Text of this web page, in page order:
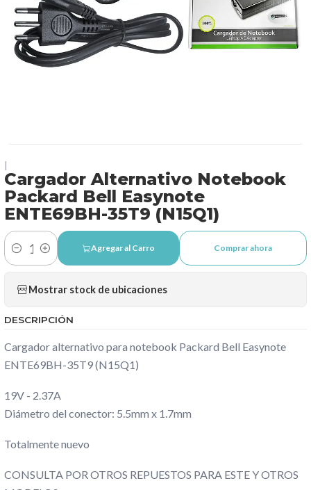
Cargador Alternativo Notebook
Packard Bell Easynote
ENTE69BH-35T9 (N15Q1)
Cantidad
Agregar al Carro Comprar ahora
Mostrar stock de ubicaciones
DESCRIPCIÓN
Cargador alternativo para notebook Packard Bell Easynote
ENTE69BH-35T9 (N15Q1)
19V - 2.37A
Diámetro del conector: 5.5mm x 1.7mm
Totalmente nuevo
CONSULTA POR OTROS REPUESTOS PARA ESTE Y OTROS